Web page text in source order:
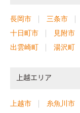
長岡市 三条市
十日町市
見附市
出雲崎町
湯沢町
上越エリア
上越市 糸魚川市